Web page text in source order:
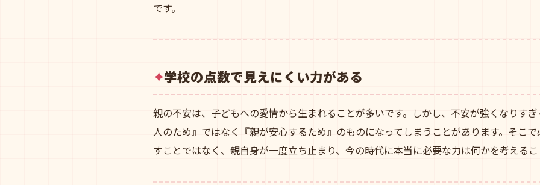
です。
学校の点数で見えにくい力がある
親の不安は、子どもへの愛情から生まれることが多いです。しかし、不安が強くなりす
人のため』ではなく『親が安心するため』のものになってしまうことがあります。そこ
すことではなく、親自身が一度立ち止まり、今の時代に本当に必要な力は何かを考える